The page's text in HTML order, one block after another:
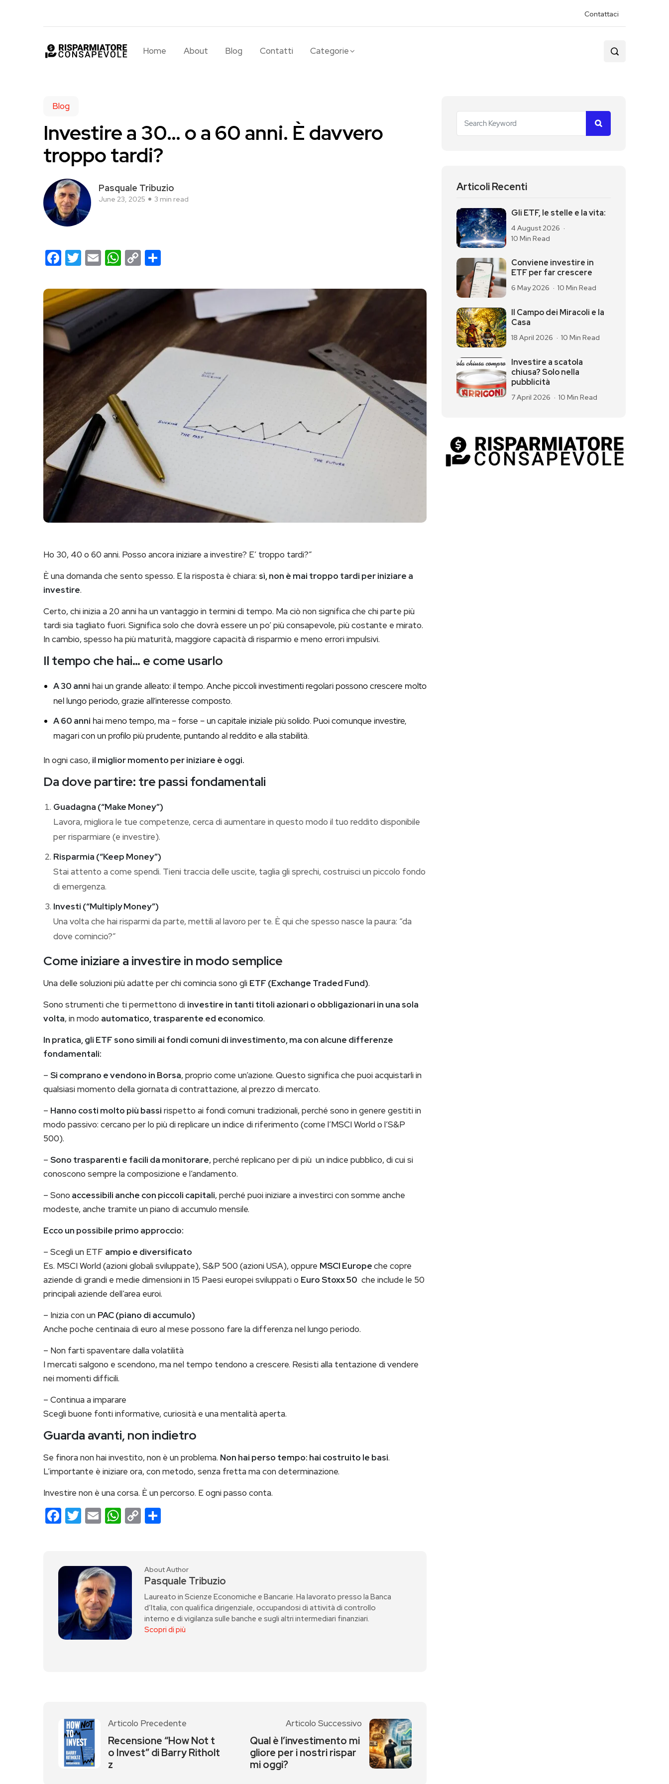
Contattaci
Home About Blog Contatti Categorie
Blog
Investire a 30… o a 60 anni. È davvero
troppo tardi?
Pasquale Tribuzio
June 23, 2025 3 min read
Facebook
Twitter
EmailWhatsApp
Copy
Ho 30, 40 o 60 anni. Posso ancora iniziare a investire? E’ troppo tardi?”
È una domanda che sento spesso. E la risposta è chiara: sì, non è mai troppo tardi per iniziare a
investire.
Certo, chi inizia a 20 anni ha un vantaggio in termini di tempo. Ma ciò non significa che chi parte più
tardi sia tagliato fuori. Significa solo che dovrà essere un po’ più consapevole, più costante e mirato.
In cambio, spesso ha più maturità, maggiore capacità di risparmio e meno errori impulsivi.
Il tempo che hai… e come usarlo
A 30 anni hai un grande alleato: il tempo. Anche piccoli investimenti regolari possono crescere molto
nel lungo periodo, grazie all’interesse composto.
A 60 anni hai meno tempo, ma – forse – un capitale iniziale più solido. Puoi comunque investire,
magari con un profilo più prudente, puntando al reddito e alla stabilità.
In ogni caso, il miglior momento per iniziare è oggi.
Da dove partire: tre passi fondamentali
Guadagna (“Make Money”)
Lavora, migliora le tue competenze, cerca di aumentare in questo modo il tuo reddito disponibile
per risparmiare (e investire).
Risparmia (“Keep Money”)
Stai attento a come spendi. Tieni traccia delle uscite, taglia gli sprechi, costruisci un piccolo fondo
di emergenza.
Investi (“Multiply Money”)
Una volta che hai risparmi da parte, mettili al lavoro per te. È qui che spesso nasce la paura: “da
dove comincio?”
Come iniziare a investire in modo semplice
Una delle soluzioni più adatte per chi comincia sono gli ETF (Exchange Traded Fund).
Sono strumenti che ti permettono di investire in tanti titoli azionari o obbligazionari in una sola
volta, in modo automatico, trasparente ed economico.
In pratica, gli ETF sono simili ai fondi comuni di investimento, ma con alcune differenze
fondamentali:
– Si comprano e vendono in Borsa, proprio come un’azione. Questo significa che puoi acquistarli in
qualsiasi momento della giornata di contrattazione, al prezzo di mercato.
– Hanno costi molto più bassi rispetto ai fondi comuni tradizionali, perché sono in genere gestiti in
modo passivo: cercano per lo più di replicare un indice di riferimento (come l’MSCI World o l’S&P
500).
– Sono trasparenti e facili da monitorare, perché replicano per di più un indice pubblico, di cui si
conoscono sempre la composizione e l’andamento.
– Sono accessibili anche con piccoli capitali, perché puoi iniziare a investirci con somme anche
modeste, anche tramite un piano di accumulo mensile.
Ecco un possibile primo approccio:
– Scegli un ETF ampio e diversificato
Es. MSCI World (azioni globali sviluppate), S&P 500 (azioni USA), oppure MSCI Europeche copre
aziende di grandi e medie dimensioni in 15 Paesi europei sviluppati o Euro Stoxx 50 che include le 50
principali aziende dell’area euroi.
– Inizia con un PAC (piano di accumulo)
Anche poche centinaia di euro al mese possono fare la differenza nel lungo periodo.
– Non farti spaventare dalla volatilità
I mercati salgono e scendono, ma nel tempo tendono a crescere. Resisti alla tentazione di vendere
nei momenti difficili.
– Continua a imparare
Scegli buone fonti informative, curiosità e una mentalità aperta.
Guarda avanti, non indietro
Se finora non hai investito, non è un problema. Non hai perso tempo: hai costruito le basi.
L’importante è iniziare ora, con metodo, senza fretta ma con determinazione.
Investire non è una corsa. È un percorso. E ogni passo conta.
Facebook
Twitter
EmailWhatsApp
Copy
About Author
Pasquale Tribuzio
Laureato in Scienze Economiche e Bancarie. Ha lavorato presso la Banca
d’Italia, con qualifica dirigenziale, occupandosi di attività di controllo
interno e di vigilanza sulle banche e sugli altri intermediari finanziari.
Scopri di più
Articolo Precedente
Recensione “How Not t
o Invest” di Barry Ritholt
z
Articolo Successivo
Qual è l’investimento mi
gliore per i nostri rispar
mi oggi?
Articoli Recenti
Gli ETF, le stelle e la vita:
4 August 2026
10 Min Read
Conviene investire in
ETF per far crescere
6 May 2026 10 Min Read
Il Campo dei Miracoli e la
Casa
18 April 2026 10 Min Read
Investire a scatola
chiusa? Solo nella
pubblicità
7 April 2026 10 Min Read